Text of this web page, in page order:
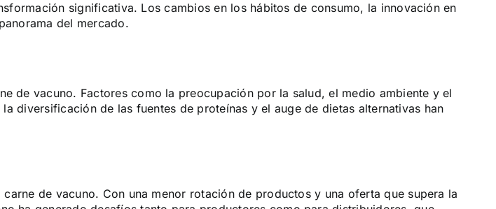
significativa. Los cambios en los hábitos de consumo, la innovación en
del mercado.
de vacuno. Factores como la preocupación por la salud, el medio ambiente y el
diversificación de las fuentes de proteínas y el auge de dietas alternativas han
de vacuno. Con una menor rotación de productos y una oferta que supera la